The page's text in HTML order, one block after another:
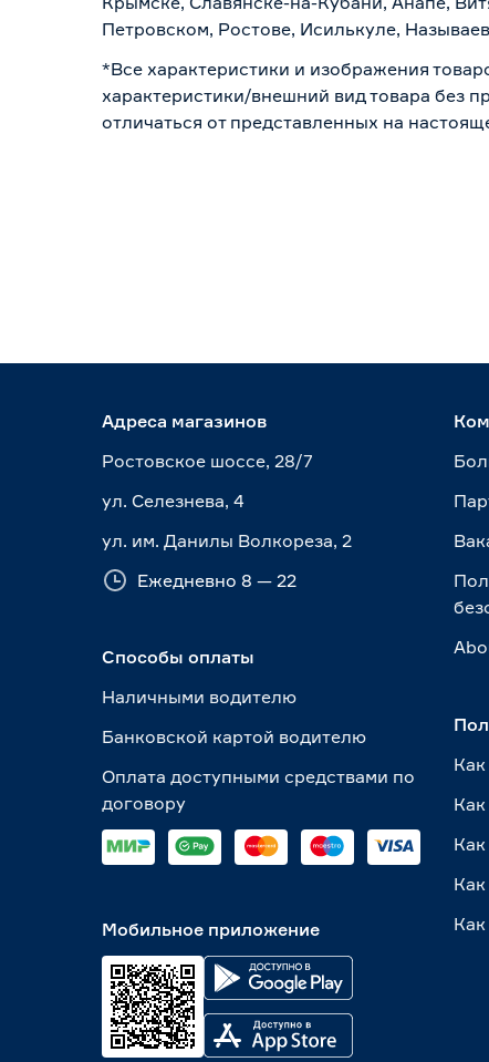
Петровском, Ростове, Исилькуле,
*Все характеристики и изображения
характеристики/внешний вид товара без
отличаться от представленных на
Адреса магазинов
Ростовское шоссе, 28/7
ул. Селезнева, 4
ул. им. Данилы Волкореза, 2
Ежедневно 8 — 22
Способы оплаты
Наличными водителю
Банковской картой водителю
Оплата доступными средствами по
договору
Мобильное приложение
Как
Как
Как